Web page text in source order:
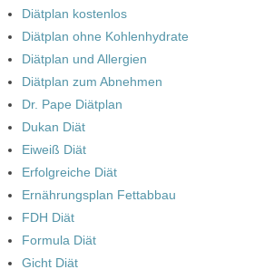
Diätplan kostenlos
Diätplan ohne Kohlenhydrate
Diätplan und Allergien
Diätplan zum Abnehmen
Dr. Pape Diätplan
Dukan Diät
Eiweiß Diät
Erfolgreiche Diät
Ernährungsplan Fettabbau
FDH Diät
Formula Diät
Gicht Diät